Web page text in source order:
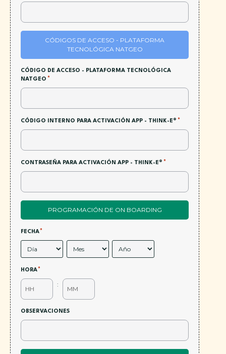
CÓDIGOS DE ACCESO - PLATAFORMA
TECNOLÓGICA NATGEO
CÓDIGO DE ACCESO - PLATAFORMA TECNOLÓGICA
NATGEO *
CÓDIGO INTERNO PARA ACTIVACIÓN APP - THINK-E® *
CONTRASEÑA PARA ACTIVACIÓN APP - THINK-E® *
PROGRAMACIÓN DE ON BOARDING
FECHA*
HORA*
:
OBSERVACIONES